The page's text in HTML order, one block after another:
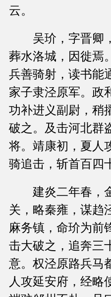
云。
吴玠，字晋卿，
葬水洛城，因徙焉
兵善骑射，读书能
家子隶泾原军。政
功补进义副尉，稍
破之。及击河北群
将。靖康初，夏人
骑追击，斩首百四
建炎二年春，
关，略秦雍，谋趋
麻务镇，命玠为前
击大破之，追奔三
意。权泾原路兵马
人攻延安府，经略